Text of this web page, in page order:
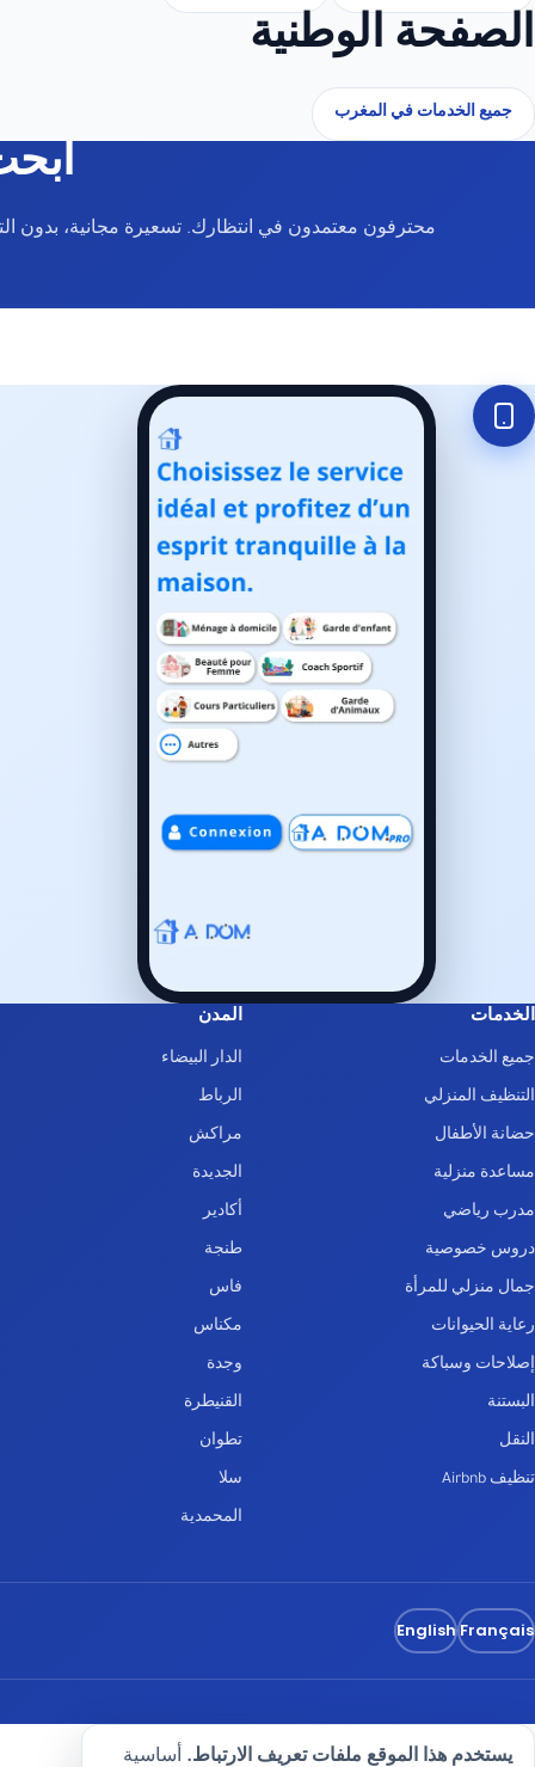
الصفحة الوطنية
جميع الخدمات في المغرب
محترفون معتمدون في انتظارك. تسعيرة مجانية، بدون
الخدمات
جميع الخدمات
التنظيف المنزلي
حضانة الأطفال
مساعدة منزلية
مدرب رياضي
دروس خصوصية
جمال منزلي للمرأة
رعاية الحيوانات
إصلاحات وسباكة
البستنة
النقل
تنظيف Airbnb
المدن
الدار البيضاء
الرباط
مراكش
الجديدة
أكادير
طنجة
فاس
مكناس
وجدة
القنيطرة
تطوان
سلا
المحمدية
Français
English
يستخدم هذا الموقع ملفات تعريف الارتباط. أساسية